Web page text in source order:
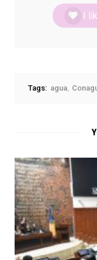
ventana
nueva)
ventana
nueva)
0 I
Tags: agua